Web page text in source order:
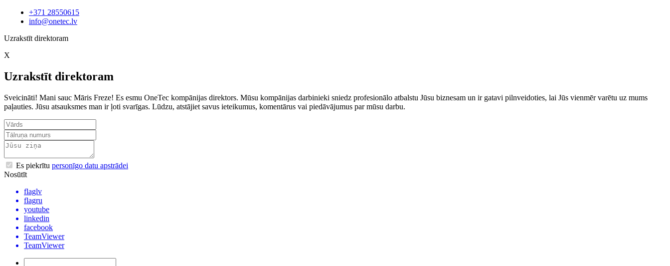
+371 28550615
info@onetec.lv
Uzrakstīt direktoram
X
Uzrakstīt direktoram
Sveicināti! Mani sauc Māris Freze! Es esmu OneTec kompānijas direktors. Mūsu kompānijas darbinieki sniedz profesionālo atbalstu Jūsu biznesam un ir gatavi pilnveidoties, lai Jūs vienmēr varētu uz mums
paļauties. Jūsu atsauksmes man ir ļoti svarīgas. Lūdzu, atstājiet savus ieteikumus, komentārus vai piedāvājumus par mūsu darbu.
Es piekrītu personīgo datu apstrādei
Nosūtīt
flaglv
flagru
youtube
linkedin
facebook
TeamViewer
TeamViewer